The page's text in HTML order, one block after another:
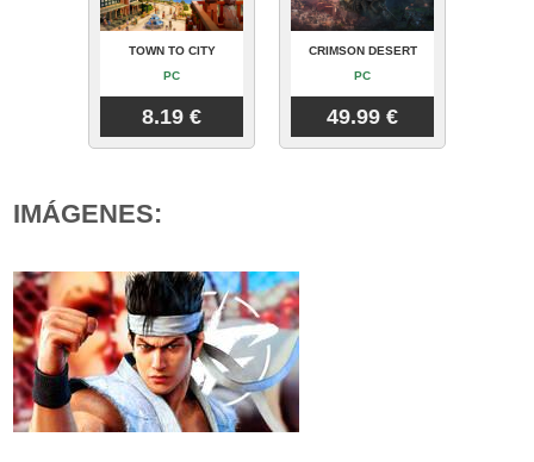
TOWN TO CITY
PC
8.19 €
CRIMSON DESERT
PC
49.99 €
IMÁGENES: